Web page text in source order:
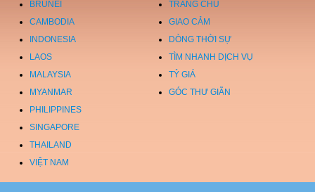
BRUNEI
TRANG CHỦ
CAMBODIA
GIAO CẢM
INDONESIA
DÒNG THỜI SỰ
LAOS
TÌM NHANH DỊCH VỤ
MALAYSIA
TỶ GIÁ
MYANMAR
GÓC THƯ GIÃN
PHILIPPINES
SINGAPORE
THAILAND
VIỆT NAM